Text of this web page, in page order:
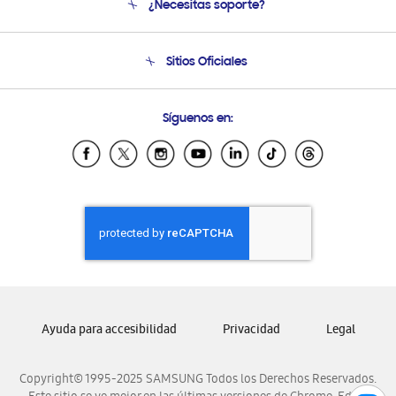
Soporte
Condiciones de Compra
¿Necesitas soporte?
Soporte vía eMail
Sitios Oficiales
Samsung Ecuador
Samsung El Salvador
Samsung Honduras
Samsung Nicaragua
Samsung Panamá
Samsung Venezuela
Síguenos en:
Copyright© 1995-2025 SAMSUNG Todos los Derechos Reservados.
Ayuda para accesibilidad Privacidad Legal